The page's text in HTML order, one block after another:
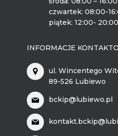
czwartek: 08:00-
piątek: 12:00- 20:00
INFORMACJE
ul. Wincentego
89-526 Lubiewo
bckip@lubiewo.pl